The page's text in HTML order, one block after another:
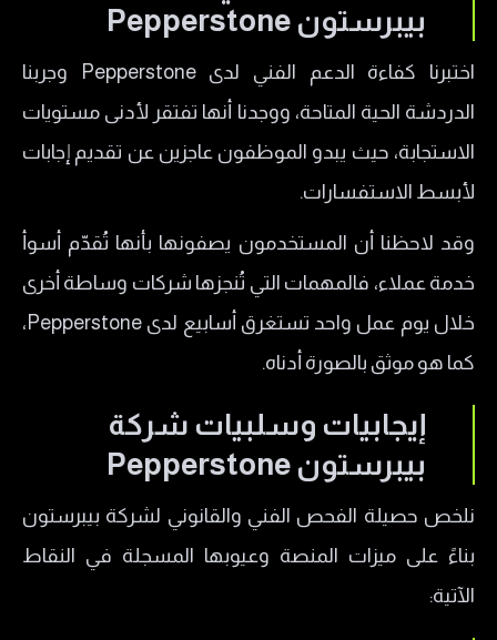
بيبرستون Pepperstone
اختبرنا كفاءة الدعم الفني لدى Pepperstone وجربنا
الدردشة الحية المتاحة، ووجدنا أنها تفتقر لأدنى مستويات
الاستجابة، حيث يبدو الموظفون عاجزين عن تقديم إجابات
لأبسط الاستفسارات.
وقد لاحظنا أن المستخدمون يصفونها بأنها تُقدّم أسوأ
خدمة عملاء، فالمهمات التي تُنجزها شركات وساطة أخرى
خلال يوم عمل واحد تستغرق أسابيع لدى Pepperstone،
كما هو موثق بالصورة أدناه.
​إيجابيات وسلبيات شركة
بيبرستون Pepperstone
نلخص حصيلة الفحص الفني والقانوني لشركة بيبرستون
بناءً على ميزات المنصة وعيوبها المسجلة في النقاط
الآتية: